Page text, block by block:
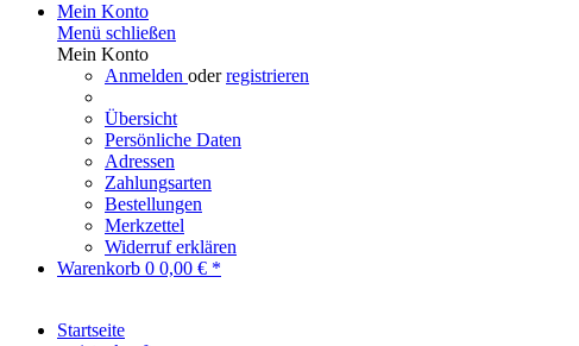
Mein Konto
Menü schließen
Mein Konto
Anmelden oderregistrieren
Übersicht
Persönliche Daten
Adressen
Zahlungsarten
Bestellungen
Merkzettel
Widerruf erklären
Warenkorb 0 0,00 € *
Startseite